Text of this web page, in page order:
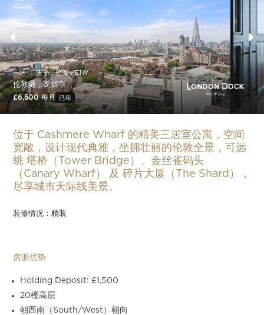
一区 ， 沃平，伦敦，E1W
伦敦港，3 居室
£6,500 每月 已租
位于 Cashmere Wharf 的精美三居室公寓，空间
宽敞，设计现代典雅，坐拥壮丽的伦敦全景，可远
眺 塔桥（Tower Bridge）、金丝雀码头
（Canary Wharf） 及 碎片大厦（The Shard），
尽享城市天际线美景。
装修情况：精装
房源优势
Holding Deposit: £1,500
20楼高层
朝西南（South/West）朝向